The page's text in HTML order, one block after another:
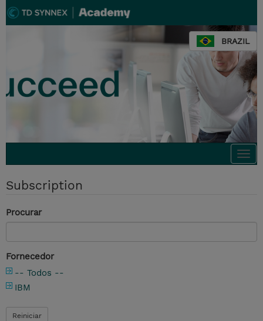
BRAZIL
Subscription
Procurar
Fornecedor
-- Todos --
IBM
Reiniciar